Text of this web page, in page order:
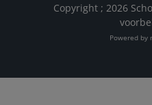
Copyright ; 2026
Powered by